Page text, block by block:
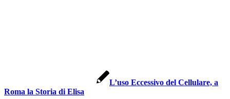
L’uso Eccessivo del Cellulare, a
Roma la Storia di Elisa